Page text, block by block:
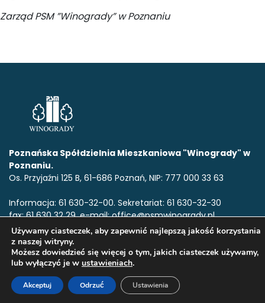
Zarząd PSM ”Winogrady” w Poznaniu
Poznańska Spółdzielnia Mieszkaniowa "Winogrady" w
Poznaniu.
Os. Przyjaźni 125 B, 61-686 Poznań, NIP: 777 000 33 63
Informacja: 61 630-32-00. Sekretariat: 61 630-32-30
fax: 61 630 32 29, e-mail: office@psmwinogrady.pl
www.psmwinogrady.plCopyright © 2020. Wszelkie prawa
zastrzeżone.All rights reserved.
Używamy ciasteczek, aby zapewnić najlepszą jakość korzystania
z naszej witryny.
Możesz dowiedzieć się więcej o tym, jakich ciasteczek używamy,
lub wyłączyć je w ustawieniach.
Akceptuj Odrzuć Ustawienia